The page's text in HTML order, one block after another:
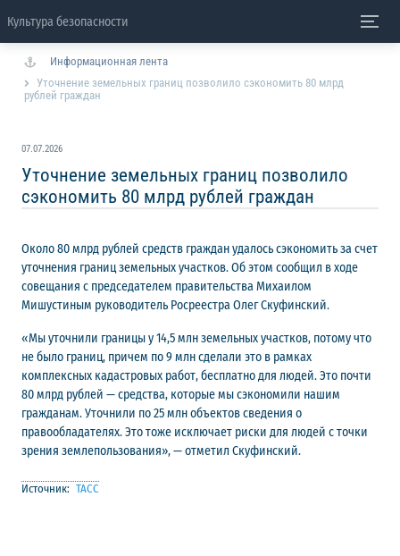
Культура безопасности
Информационная лента
Уточнение земельных границ позволило сэкономить 80 млрд
рублей граждан
07.07.2026
Уточнение земельных границ позволило
сэкономить 80 млрд рублей граждан
Около 80 млрд рублей средств граждан удалось сэкономить за счет
уточнения границ земельных участков. Об этом сообщил в ходе
совещания с председателем правительства Михаилом
Мишустиным руководитель Росреестра Олег Скуфинский.
«Мы уточнили границы у 14,5 млн земельных участков, потому что
не было границ, причем по 9 млн сделали это в рамках
комплексных кадастровых работ, бесплатно для людей. Это почти
80 млрд рублей — средства, которые мы сэкономили нашим
гражданам. Уточнили по 25 млн объектов сведения о
правообладателях. Это тоже исключает риски для людей с точки
зрения землепользования», — отметил Скуфинский.
Источник: ТАСС